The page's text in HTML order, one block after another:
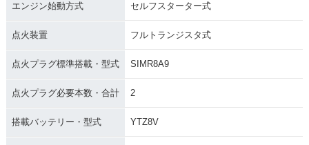
エンジン始動方式 セルフスターター式
点火装置 フルトランジスタ式
点火プラグ標準搭載・型式 SIMR8A9
点火プラグ必要本数・合計 2
搭載バッテリー・型式 YTZ8V